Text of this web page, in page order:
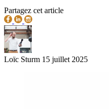
Partagez cet article
Loïc Sturm 15 juillet 2025